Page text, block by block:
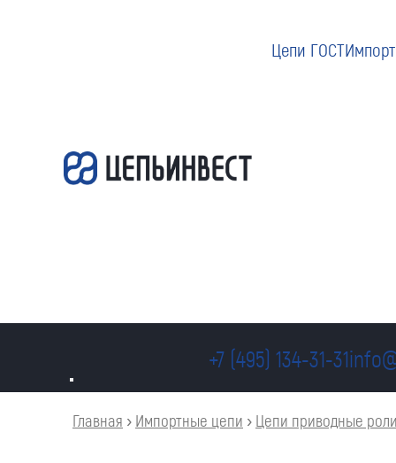
Цепи ГОСТ
+7 (495) 134-31-31
Главная › Импортные цепи › Цепи приводные